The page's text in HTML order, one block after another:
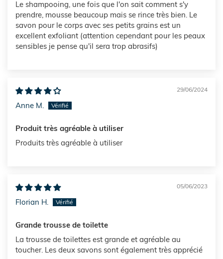
Le shampooing, une fois que l'on sait comment s'y
prendre, mousse beaucoup mais se rince très bien. Le
savon pour le corps avec ses petits grains est un
excellent exfoliant (attention cependant pour les peaux
sensibles je pense qu'il sera trop abrasifs)
29/06/2024
Anne M.
Produit très agréable à utiliser
Produits très agréable à utiliser
05/06/2023
Florian H.
Grande trousse de toilette
La trousse de toilettes est grande et agréable au
toucher. Les deux savons sont également très apprécié